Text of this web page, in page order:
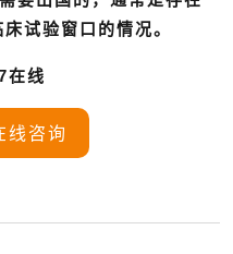
试验窗口的情况。
在线
线咨询